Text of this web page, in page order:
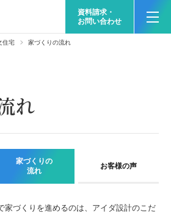
資料請求・
お問い合わせ
住宅 家づくりの流れ
れ
家づくりの
流れ
お客様の声
家づくりを進めるのは、アイダ設計のこだ